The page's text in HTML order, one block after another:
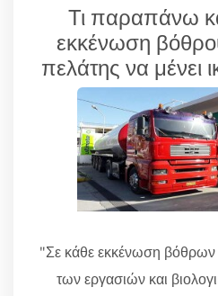
Τι παραπάνω
εκκένωση
πελάτης να μένει
"Σε κάθε εκκένωση βόθρων
των εργασιών και